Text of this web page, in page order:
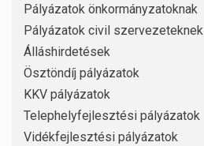
Pályázatok önkormányzatoknak
Pályázatok civil szervezeteknek
Álláshirdetések
Ösztöndíj pályázatok
KKV pályázatok
Telephelyfejlesztési pályázatok
Vidékfejlesztési pályázatok